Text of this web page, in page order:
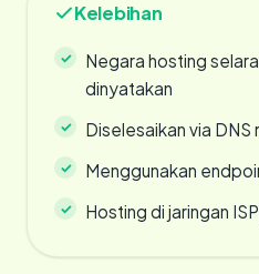
Kelebihan
Negara hosting
dinyatakan
Diselesaikan via DNS
Menggunakan
Hosting di jaringan